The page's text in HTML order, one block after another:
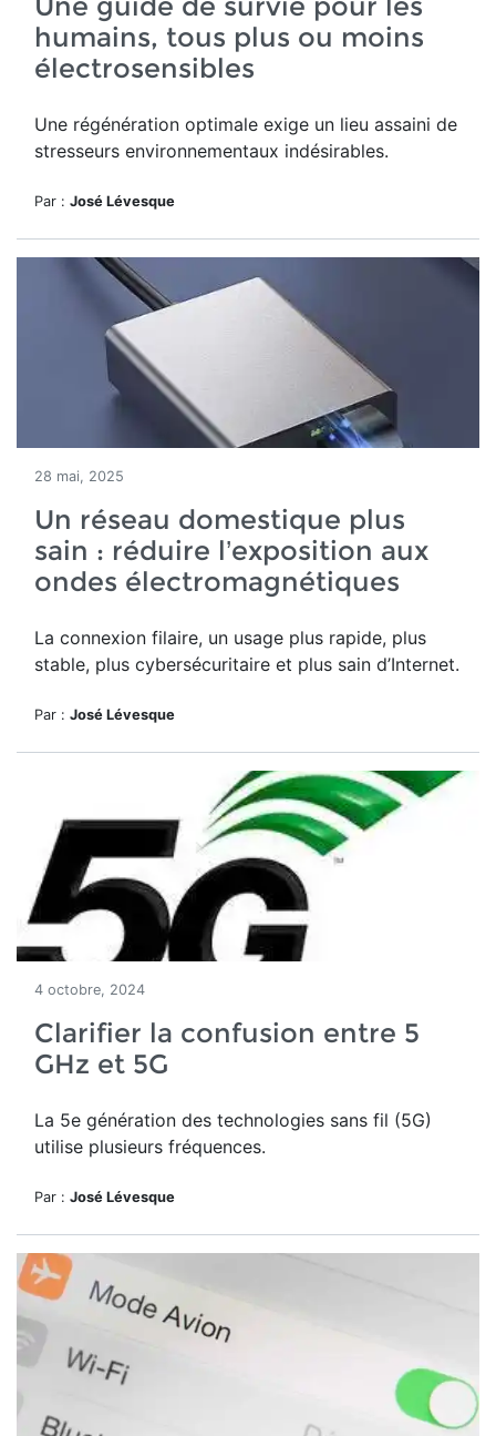
humains, tous plus ou moins
électrosensibles
Une régénération optimale exige un lieu assaini de
stresseurs environnementaux indésirables.
Par : José Lévesque
28 mai, 2025
Un réseau domestique plus
sain : réduire l’exposition aux
ondes électromagnétiques
La connexion filaire, un usage plus rapide, plus
stable, plus cybersécuritaire et plus sain d’Internet.
Par : José Lévesque
4 octobre, 2024
Clarifier la confusion entre 5
GHz et 5G
La 5e génération des technologies sans fil (5G)
utilise plusieurs fréquences.
Par : José Lévesque